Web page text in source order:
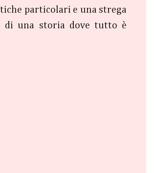
particolari e una strega
di una storia dove tutto è